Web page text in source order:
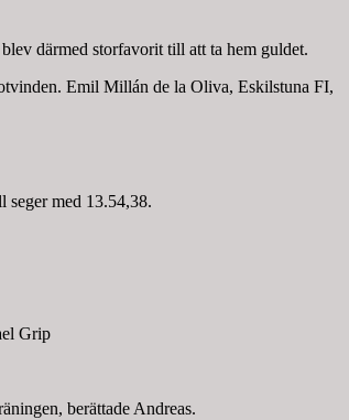
därmed storfavorit till att ta hem guldet.
Emil Millán de la Oliva, Eskilstuna FI,
seger med 13.54,38.
Grip
berättade Andreas.